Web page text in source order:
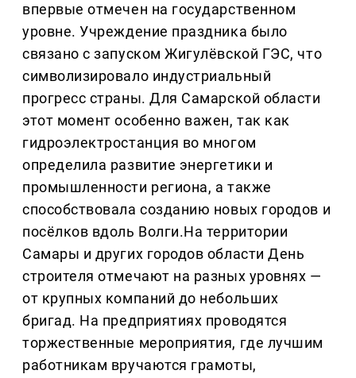
впервые отмечен на государственном
уровне. Учреждение праздника было
связано с запуском Жигулёвской ГЭС, что
символизировало индустриальный
прогресс страны. Для Самарской области
этот момент особенно важен, так как
гидроэлектростанция во многом
определила развитие энергетики и
промышленности региона, а также
способствовала созданию новых городов и
посёлков вдоль Волги.На территории
Самары и других городов области День
строителя отмечают на разных уровнях —
от крупных компаний до небольших
бригад. На предприятиях проводятся
торжественные мероприятия, где лучшим
работникам вручаются грамоты,